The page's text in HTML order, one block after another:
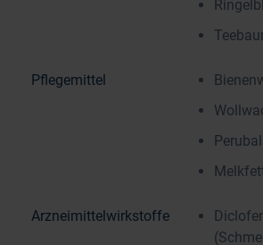
Pflegemittel
Arzneimittelwirkstoffe